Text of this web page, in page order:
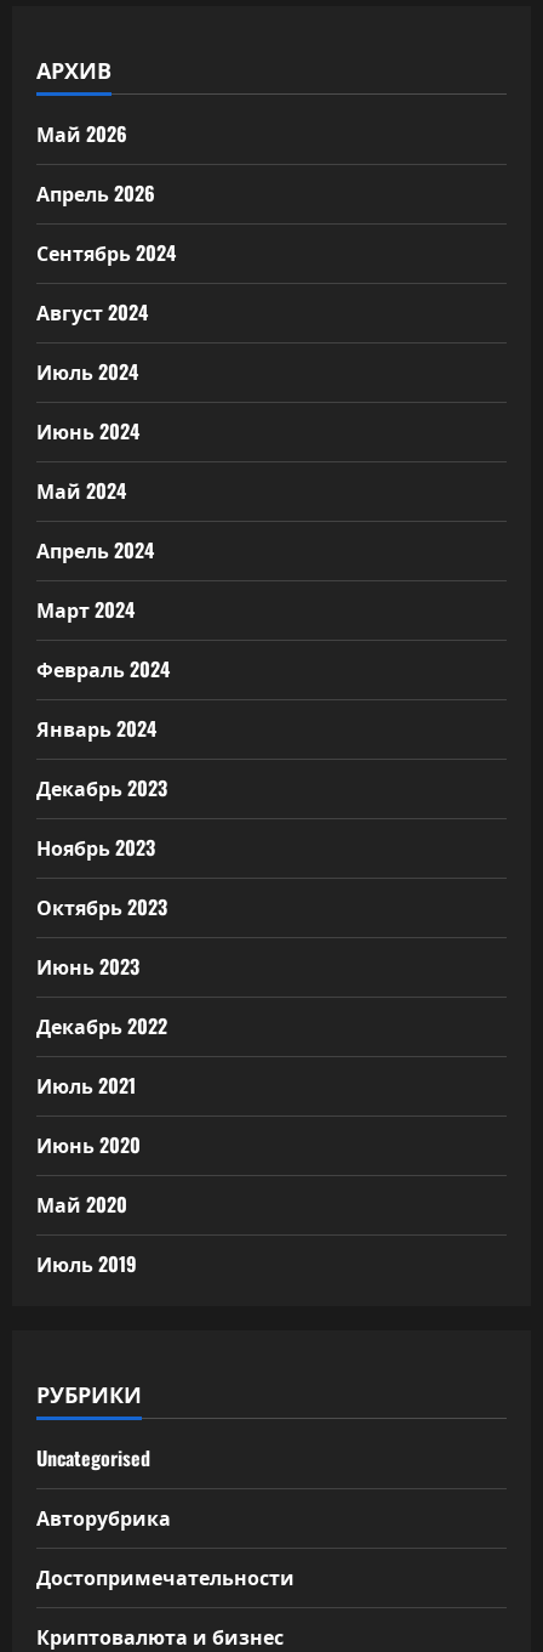
АРХИВ
Май 2026
Апрель 2026
Сентябрь 2024
Август 2024
Июль 2024
Июнь 2024
Май 2024
Апрель 2024
Март 2024
Февраль 2024
Январь 2024
Декабрь 2023
Ноябрь 2023
Октябрь 2023
Июнь 2023
Декабрь 2022
Июль 2021
Июнь 2020
Май 2020
Июль 2019
РУБРИКИ
Uncategorised
Авторубрика
Достопримечательности
Криптовалюта и бизнес